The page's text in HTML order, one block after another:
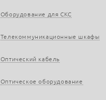
Оборудование для СКС
Телекоммуникационные шкафы
Оптический кабель
Оптическое оборудование